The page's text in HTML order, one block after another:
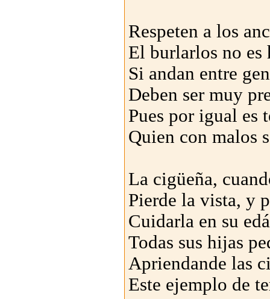
Respeten a los
El burlarlos no es
Si andan entre
Deben ser muy
Pues por igual es
Quien con malos
La cigüeña,
Pierde la vista, y
Cuidarla en su
Todas sus hijas
Apriendande las
Este ejemplo de